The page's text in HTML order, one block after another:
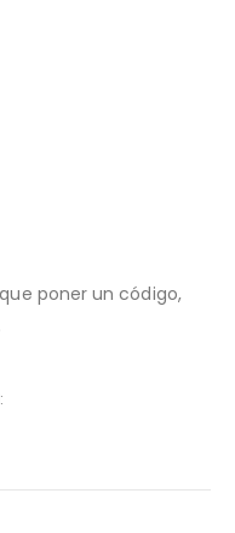
poner un código,
: